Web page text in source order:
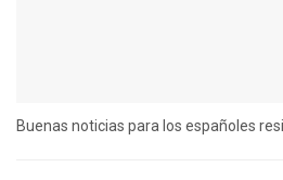
Buenas noticias para los españoles